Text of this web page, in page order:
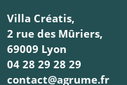
Villa Créatis,
2 rue des Mûriers,
69009 Lyon
04 28 29 28 29
contact@agrume.fr